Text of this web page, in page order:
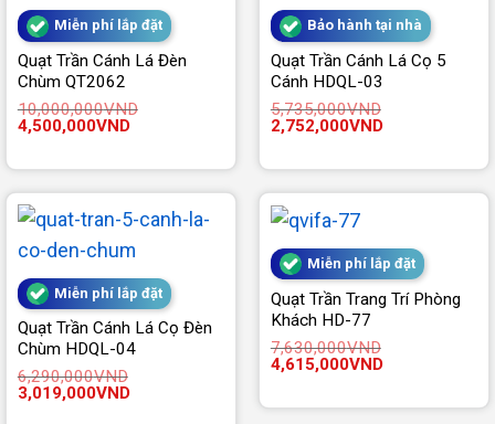
Miễn phí lắp đặt
Quạt Trần Cánh Lá Đèn
Chùm QT2062
10,000,000VND
Giá
gốc
10,000,000VND.
4,500,000VNDGiá
là:
4,500,000VND.
Bảo hành tại nhà
Quạt Trần Cánh Lá Cọ 5
Cánh HDQL-03
5,735,000VND
Giá
gốc
5,735,000VND.
2,752,000VNDGiá
là:
2,752,000VND.
Miễn phí lắp đặt
Quạt Trần Cánh Lá Cọ Đèn
Chùm HDQL-04
6,290,000VND
Giá
gốc
3,019,000VNDGiá
Miễn phí lắp đặt
Quạt Trần Trang Trí Phòng
Khách HD-77
7,630,000VND
Giá
gốc
7,630,000VND.
4,615,000VNDGiá
là: